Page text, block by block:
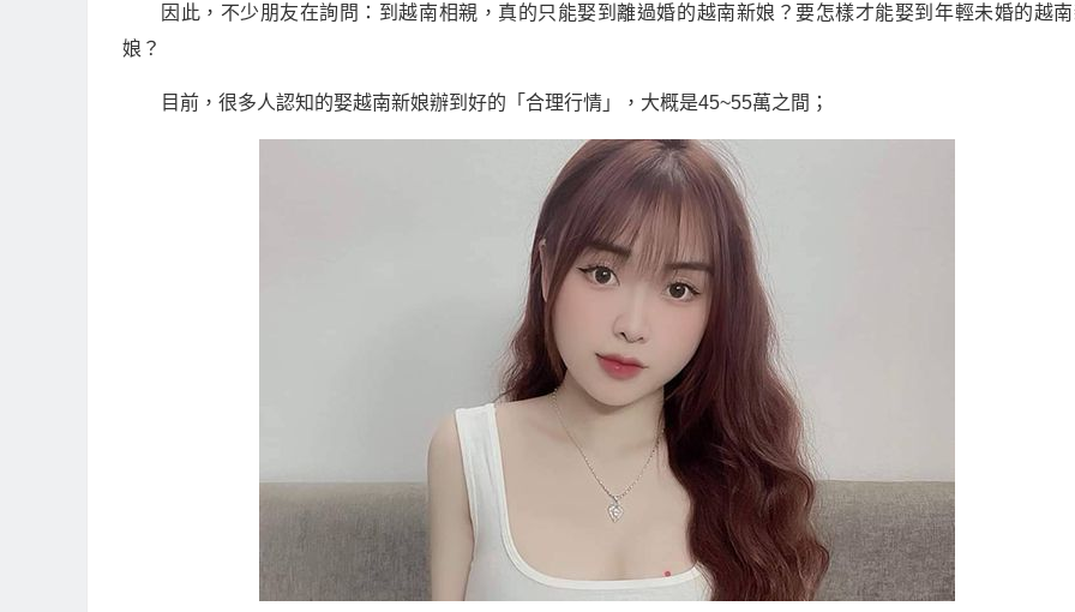
因此，不少朋友在詢問：到越南相親，真的只能娶到離過婚的越南新娘？要怎樣才能娶到年輕未婚的越
娘？
目前，很多人認知的娶越南新娘辦到好的「合理行情」，大概是45~55萬之間；